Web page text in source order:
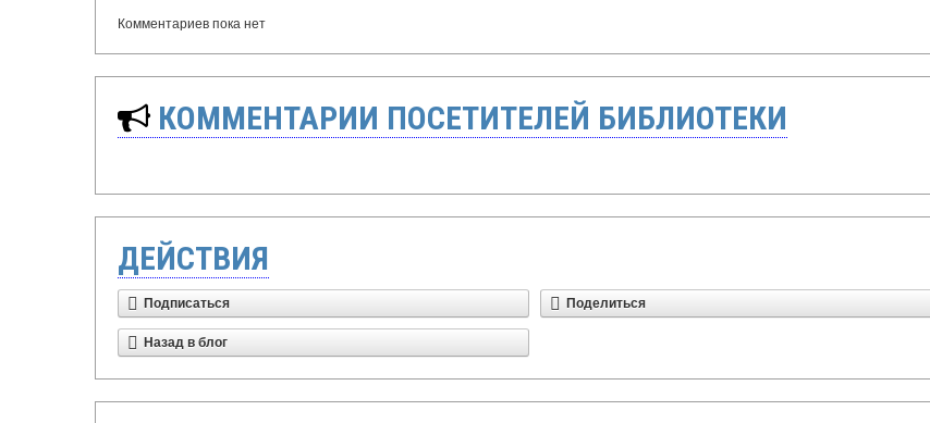
Комментариев пока нет
КОММЕНТАРИИ ПОСЕТИТЕЛЕЙ БИБЛИОТЕКИ
ДЕЙСТВИЯ
Подписаться Поделиться
Назад в блог